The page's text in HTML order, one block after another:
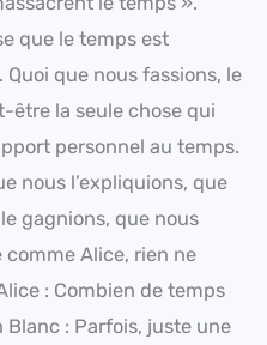
que le temps est
que nous fassions, le
être la seule chose qui
personnel au temps.
nous l’expliquions, que
gagnions, que nous
comme Alice, rien ne
: Combien de temps
: Parfois, juste une